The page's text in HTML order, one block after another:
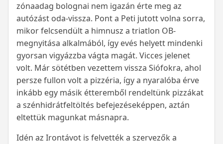
zónaadag bolognai nem igazán érte meg az
autózást oda-vissza. Pont a Peti jutott volna sorra,
mikor felcsendült a himnusz a triatlon OB-
megnyitása alkalmából, így evés helyett mindenki
gyorsan vigyázzba vágta magát. Vicces jelenet
volt. Már sötétben vezettem vissza Siófokra, ahol
persze fullon volt a pizzéria, így a nyaralóba érve
inkább egy másik étteremből rendeltünk pizzákat
a szénhidrátfeltöltés befejezéseképpen, aztán
eltettük magunkat másnapra.
Idén az Irontávot is felvették a szervezők a